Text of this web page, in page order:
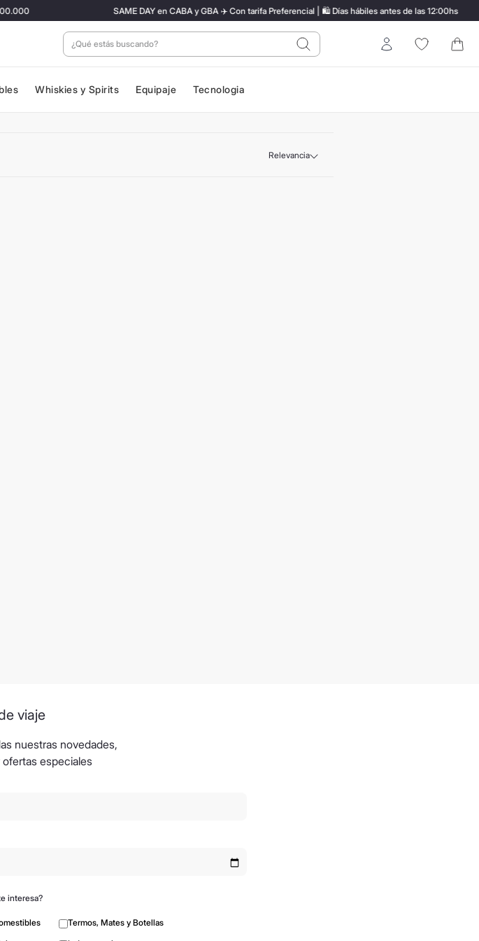
SAME DAY en CABA y GBA ✈️ Con tarifa Preferencial | 🛍️ Días hábiles antes de las 12:00hs
¿Qué estás buscando? Entrar
Whiskies y Spirits Equipaje Tecnologia
Relevancia
viaje
nuestras novedades,
especiales
interesa?
Termos, Mates y Botellas